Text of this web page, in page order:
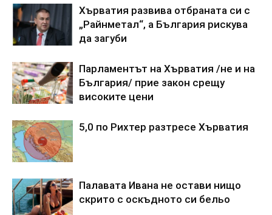
Хърватия развива отбраната си с
„Райнметал“, а България рискува
да загуби
Парламентът на Хърватия /не и на
България/ прие закон срещу
високите цени
5,0 по Рихтер разтресе Хърватия
Палавата Ивана не остави нищо
скрито с оскъдното си бельо